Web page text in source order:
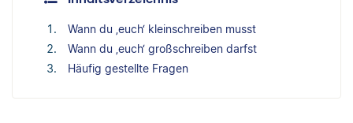
Wann du ‚euch‘ kleinschreiben musst
Wann du ‚euch‘ großschreiben darfst
Häufig gestellte Fragen